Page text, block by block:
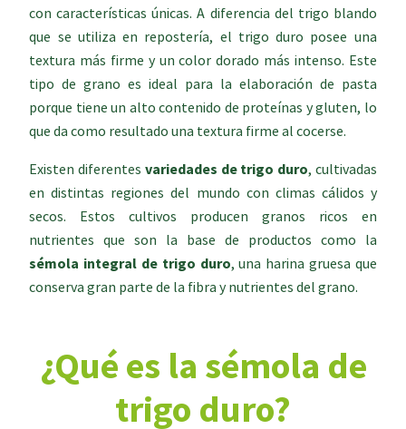
con características únicas. A diferencia del trigo blando
que se utiliza en repostería, el trigo duro posee una
textura más firme y un color dorado más intenso. Este
tipo de grano es ideal para la elaboración de pasta
porque tiene un alto contenido de proteínas y gluten, lo
que da como resultado una textura firme al cocerse.
Existen diferentes variedades de trigo duro, cultivadas
en distintas regiones del mundo con climas cálidos y
secos. Estos cultivos producen granos ricos en
nutrientes que son la base de productos como la
sémola integral de trigo duro, una harina gruesa que
conserva gran parte de la fibra y nutrientes del grano.
¿Qué es la sémola de
trigo duro?